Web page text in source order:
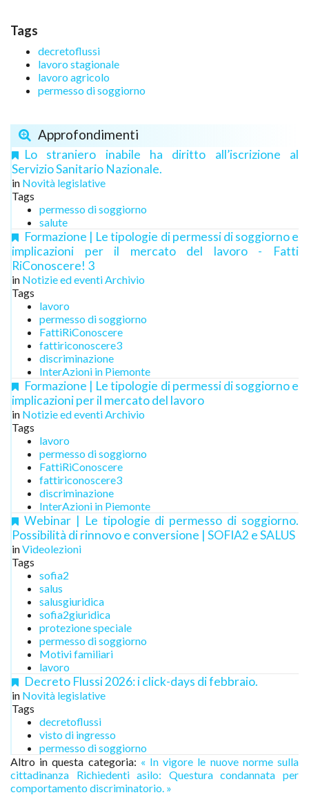
Tags
decretoflussi
lavoro stagionale
lavoro agricolo
permesso di soggiorno
Approfondimenti
Lo straniero inabile ha diritto all’iscrizione al
Servizio Sanitario Nazionale.
in Novità legislative
Tags
permesso di soggiorno
salute
Formazione | Le tipologie di permessi di soggiorno e
implicazioni per il mercato del lavoro - Fatti
RiConoscere! 3
in Notizie ed eventi Archivio
Tags
lavoro
permesso di soggiorno
FattiRiConoscere
fattiriconoscere3
discriminazione
InterAzioni in Piemonte
Formazione | Le tipologie di permessi di soggiorno e
implicazioni per il mercato del lavoro
in Notizie ed eventi Archivio
Tags
lavoro
permesso di soggiorno
FattiRiConoscere
fattiriconoscere3
discriminazione
InterAzioni in Piemonte
Webinar | Le tipologie di permesso di soggiorno.
Possibilità di rinnovo e conversione | SOFIA2 e SALUS
inVideolezioni
Tags
sofia2
salus
salusgiuridica
sofia2giuridica
protezione speciale
permesso di soggiorno
Motivi familiari
lavoro
Decreto Flussi 2026: i click-days di febbraio.
in Novità legislative
Tags
decretoflussi
visto di ingresso
permesso di soggiorno
Altro in questa categoria: « In vigore le nuove norme sulla
cittadinanza
Richiedenti asilo: Questura condannata per
comportamento discriminatorio. »